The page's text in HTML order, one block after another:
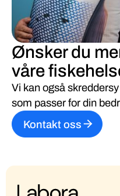
Ønsker du
våre
Vi kan også
som passer for din
Kontakt oss